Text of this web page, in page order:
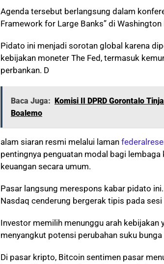
Agenda tersebut berlangsung dalam
Framework for Large Banks” di Washington
Pidato ini menjadi sorotan global karena
kebijakan moneter The Fed, termasuk
perbankan. D
Baca Juga: Komisi II DPRD Gorontalo
Boalemo
alam siaran resmi melalui laman
pentingnya penguatan modal bagi
keuangan secara umum.
Pasar langsung merespons kabar pidato
Nasdaq cenderung bergerak tipis pada sesi
Investor memilih menunggu arah kebijakan
menyangkut potensi perubahan suku bunga
Di pasar kripto, Bitcoin sentimen pasar